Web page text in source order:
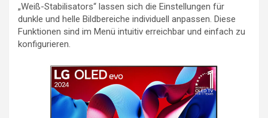
„Weiß-Stabilisators“ lassen sich die Einstellungen für
dunkle und helle Bildbereiche individuell anpassen. Diese
Funktionen sind im Menü intuitiv erreichbar und einfach zu
konfigurieren.